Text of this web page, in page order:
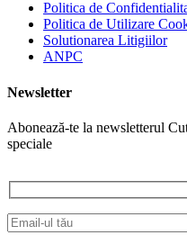
Politica de
Politica de Utilizare
Solutionarea Litigiilor
ANPC
Newsletter
Abonează-te la newsletterul
speciale